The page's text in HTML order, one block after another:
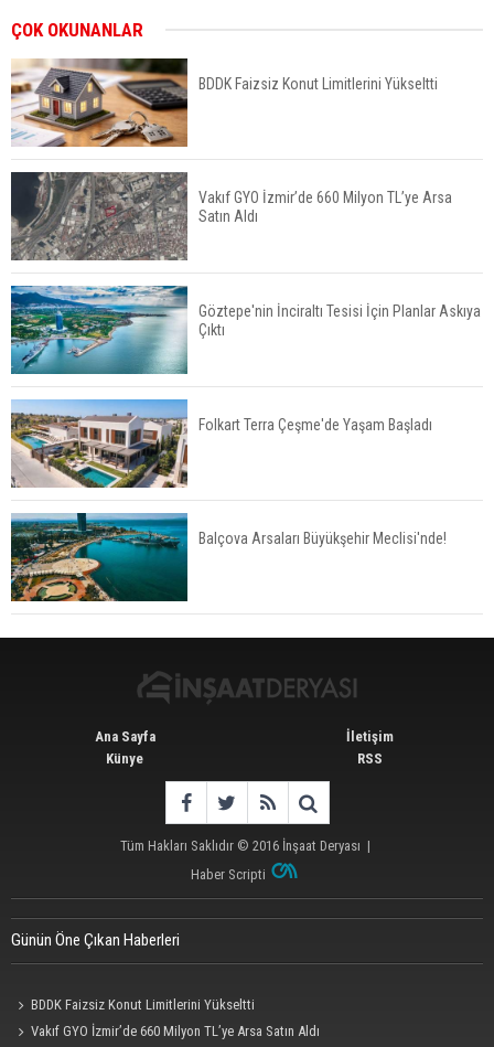
TOKİ 51 İlde 540 Konut ve İş Yerini Satışa
Sunuyor
Yatırımcıların Bina Tercihi Değişiyor: Dijital Altyapı
Öne Çıkıyor
TOKİ'nin Kiralık Sosyal Konut Modeli Kiraları
Düşürür Mü?
İkinci El Konut Fiyatları İspanya'da Bir Yılda
Yüzde 16,2 Arttı
Konut Satışları Güçlü Seyrini Korudu Yabancıya
ÇOK OKUNANLAR
BDDK Faizsiz Konut Limitlerini Yükseltti
Vakıf GYO İzmir’de 660 Milyon TL’ye Arsa
Satın Aldı
Göztepe'nin İnciraltı Tesisi İçin Planlar Askıya
Çıktı
Folkart Terra Çeşme'de Yaşam Başladı
Balçova Arsaları Büyükşehir Meclisi'nde!
Ana Sayfa
Künye
İletişim
RSS
Tüm Hakları Saklıdır © 2016 İnşaat Deryası |
Haber Scripti
Günün Öne Çıkan Haberleri
BDDK Faizsiz Konut Limitlerini Yükseltti
Vakıf GYO İzmir’de 660 Milyon TL’ye Arsa Satın Aldı